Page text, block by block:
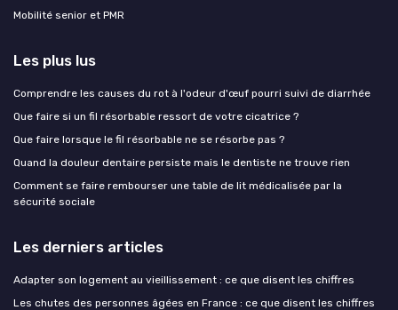
Mobilité senior et PMR
Les plus lus
Comprendre les causes du rot à l'odeur d'œuf pourri suivi de diarrhée
Que faire si un fil résorbable ressort de votre cicatrice ?
Que faire lorsque le fil résorbable ne se résorbe pas ?
Quand la douleur dentaire persiste mais le dentiste ne trouve rien
Comment se faire rembourser une table de lit médicalisée par la
sécurité sociale
Les derniers articles
Adapter son logement au vieillissement : ce que disent les chiffres
Les chutes des personnes âgées en France : ce que disent les chiffres